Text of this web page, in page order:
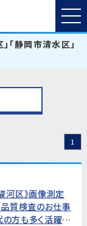
「静岡市清水区」
1
区》画像測定
質検査のお仕事
方も多く活躍